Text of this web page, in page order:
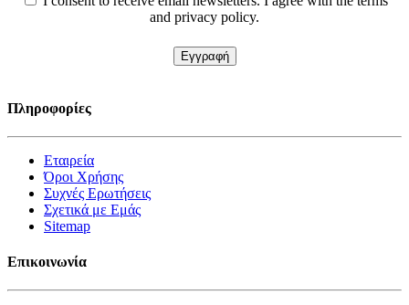
and privacy policy.
Πληροφορίες
Εταιρεία
Όροι Χρήσης
Συχνές Ερωτήσεις
Σχετικά με Εμάς
Sitemap
Επικοινωνία